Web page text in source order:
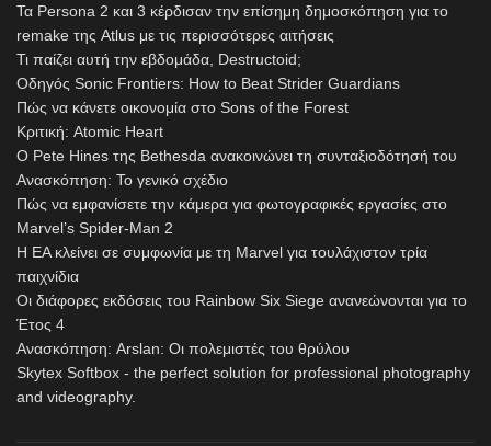
Τα Persona 2 και 3 κέρδισαν την επίσημη δημοσκόπηση για το
remake της Atlus με τις περισσότερες αιτήσεις
Τι παίζει αυτή την εβδομάδα, Destructoid;
Οδηγός Sonic Frontiers: How to Beat Strider Guardians
Πώς να κάνετε οικονομία στο Sons of the Forest
Κριτική: Atomic Heart
Ο Pete Hines της Bethesda ανακοινώνει τη συνταξιοδότησή του
Ανασκόπηση: Το γενικό σχέδιο
Πώς να εμφανίσετε την κάμερα για φωτογραφικές εργασίες στο
Marvel’s Spider-Man 2
Η EA κλείνει σε συμφωνία με τη Marvel για τουλάχιστον τρία
παιχνίδια
Οι διάφορες εκδόσεις του Rainbow Six Siege ανανεώνονται για το
Έτος 4
Ανασκόπηση: Arslan: Οι πολεμιστές του θρύλου
Skytex Softbox - the perfect solution for professional photography
and videography.